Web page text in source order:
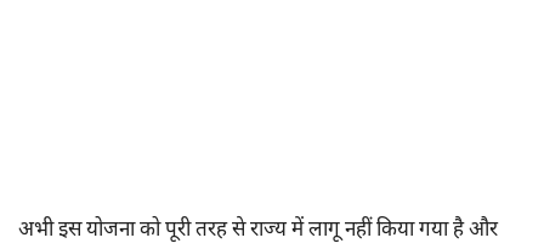
अभी इस योजना को पूरी तरह से राज्य में लागू नहीं किया गया है और